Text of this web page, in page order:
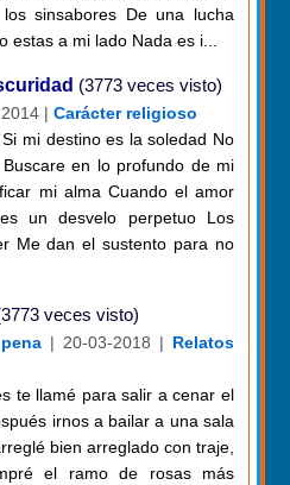
sinsabores De una lucha
estas a mi lado Nada es i...
(3773 veces visto)
| Carácter religioso
mi destino es la soledad No
en lo profundo de mi
mi alma Cuando el amor
un desvelo perpetuo Los
Me dan el sustento para no
veces visto)
| 20-03-2018 | Relatos
te llamé para salir a cenar el
irnos a bailar a una sala
bien arreglado con traje,
el ramo de rosas más